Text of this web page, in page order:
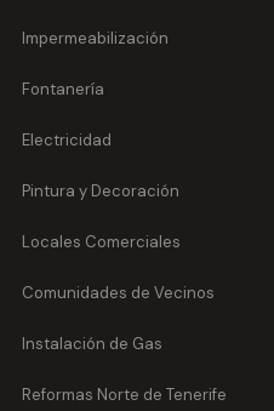
Impermeabilización
Fontanería
Electricidad
Pintura y Decoración
Locales Comerciales
Comunidades de Vecinos
Instalación de Gas
Reformas Norte de Tenerife